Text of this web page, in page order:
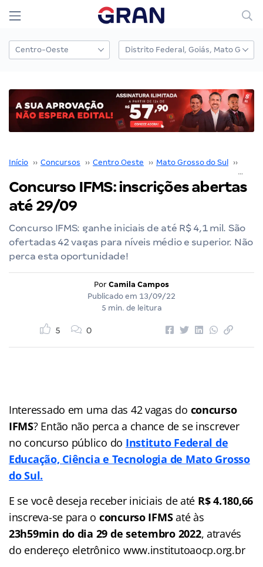
Início ›› Concursos ›› Centro Oeste ›› Mato Grosso do Sul ››
Concurso IFMS: inscrições abertas
até 29/09
Concurso IFMS: ganhe iniciais de até R$ 4,1 mil. São
ofertadas 42 vagas para níveis médio e superior. Não
perca esta oportunidade!
Por Camila Campos
Publicado em 13/09/22
5 min. de leitura
5 0
Interessado em uma das 42 vagas do concurso
IFMS? Então não perca a chance de se inscrever
no concurso público do Instituto Federal de
Educação, Ciência e Tecnologia de Mato Grosso
do Sul.
E se você deseja receber iniciais de até R$ 4.180,66
inscreva-se para o concurso IFMSaté às
23h59min do dia 29 de setembro 2022, através
do endereço eletrônico www.institutoaocp.org.br